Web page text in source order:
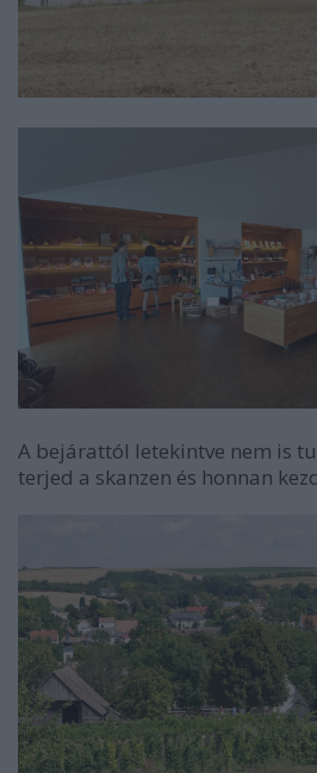
A bejárattól letekintve nem is
terjed a skanzen és honnan